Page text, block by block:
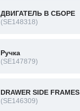
ДВИГАТЕЛЬ В СБОРЕ
(SE148318)
Ручка
(SE147879)
DRAWER SIDE FRAMES
(SE146309)